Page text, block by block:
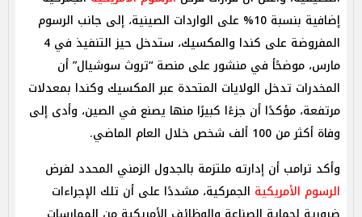
إضافية بنسبة 10% على الواردات الصينية، إلى جانب الرسوم
المفروضة على كندا والمكسيك، ستدخل حيز التنفيذ في 4
مارس، موضحًأ في منشور على منصة “تروث سوشيال” أن
المخدرات تدخل الولايات المتحدة عبر المكسيك وكندا بمعدلات
مرتفعة، مؤكدًا أن جزءًا كبيرًا منها يصنع في الصين، وأدى إلى
وفاة أكثر من 100 ألف شخص خلال العام الماضي.
وأكد ترامب أن إدارته ملتزمة بالجدول الزمني المحدد لفرض
الرسوم الأمريكية الجمركية، مشددًا على أن تلك الإجراءات